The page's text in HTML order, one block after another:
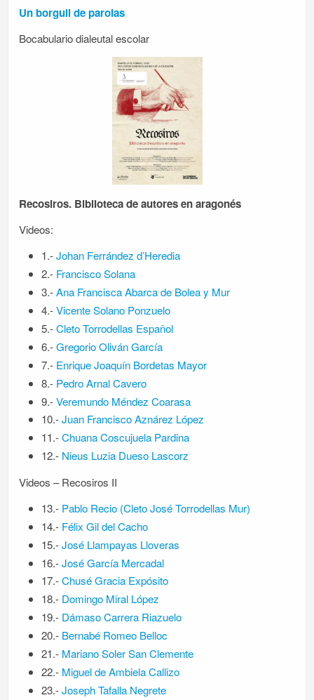
Un borguil de parolas
Bocabulario dialeutal escolar
Recosiros. Biblioteca de autores en aragonés
Videos:
1.-Johan Ferrández d’Heredia
2.- Francisco Solana
3.-Ana Francisca Abarca de Bolea y Mur
4.-Vicente Solano Ponzuelo
5.-Cleto Torrodellas Español
6.-Gregorio Oliván García
7.- Enrique Joaquín Bordetas Mayor
8.- Pedro Arnal Cavero
9.-Veremundo Méndez Coarasa
10.-Juan Francisco Aznárez López
11.-Chuana Coscujuela Pardina
12.- Nieus Luzia Dueso Lascorz
Videos – Recosiros II
13.- Pablo Recio (Cleto José Torrodellas Mur)
14.- Félix Gil del Cacho
15.-José Llampayas Lloveras
16.-José García Mercadal
17.-Chusé Gracia Expósito
18.- Domingo Miral López
19.- Dámaso Carrera Riazuelo
20.- Bernabé Romeo Belloc
21.- Mariano Soler San Clemente
22.- Miguel de Ambiela Callizo
23.-Joseph Tafalla Negrete